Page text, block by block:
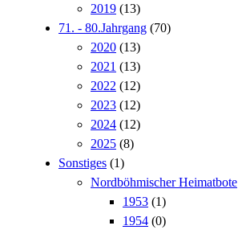
2019 (13)
71. - 80.Jahrgang (70)
2020 (13)
2021 (13)
2022 (12)
2023 (12)
2024 (12)
2025 (8)
Sonstiges (1)
Nordböhmischer Heimatbote
1953 (1)
1954 (0)